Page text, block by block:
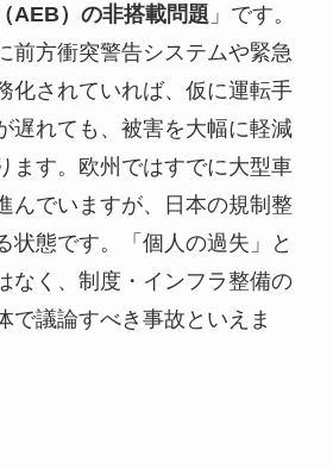
AEB）の非搭載問題 」です。
前方衝突警告システムや緊急
化されていれば、仮に運転手
遅れても、被害を大幅に軽減
ます。欧州ではすでに大型車
んでいますが、日本の規制整
状態です。「個人の過失」と
なく、制度・インフラ整備の
で議論すべき事故といえま